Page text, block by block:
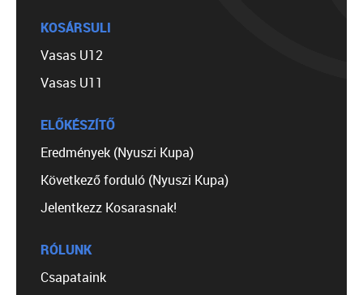
KOSÁRSULI
Vasas U12
Vasas U11
ELŐKÉSZÍTŐ
Eredmények (Nyuszi Kupa)
Következő forduló (Nyuszi Kupa)
Jelentkezz Kosarasnak!
RÓLUNK
Csapataink